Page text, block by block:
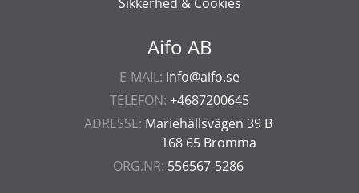
Aifo AB
E-MAIL: info@aifo.se
TELEFON: +4687200645
ADRESSE: Mariehällsvägen 39 B
168 65 Bromma
ORG.NR: 556567-5286